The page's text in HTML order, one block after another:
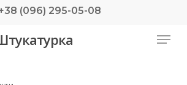
(096) 295-05-08
Menu